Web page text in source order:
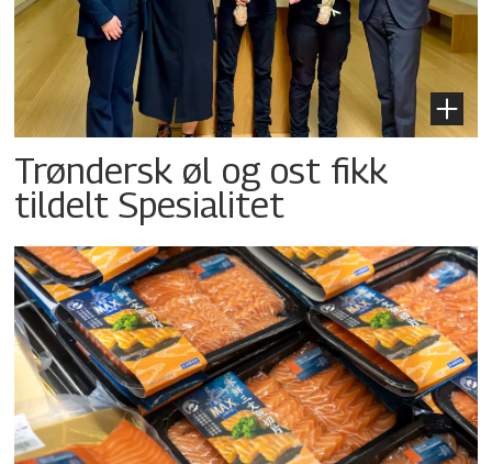
Trøndersk øl og ost fikk
tildelt Spesialitet